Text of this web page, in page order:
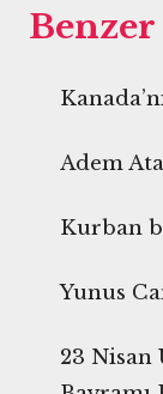
Adem
Kurban
Yunus
23 Nisan